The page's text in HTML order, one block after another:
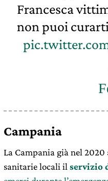
Francesca
non puoi
Campania
La Campania già nel
sanitarie locali il servizio